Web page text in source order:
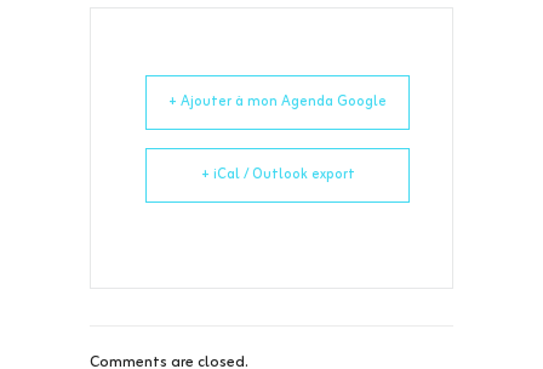
+ Ajouter à mon Agenda Google
+ iCal / Outlook export
Comments are closed.